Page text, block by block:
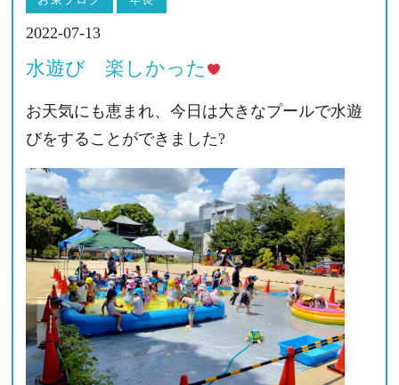
2022-07-13
水遊び 楽しかった
お天気にも恵まれ、今日は大きなプールで水遊
びをすることができました?